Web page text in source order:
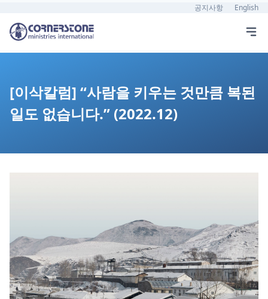
공지사항 English
[이삭칼럼] “사람을 키우는 것만큼 복된
일도 없습니다.” (2022.12)